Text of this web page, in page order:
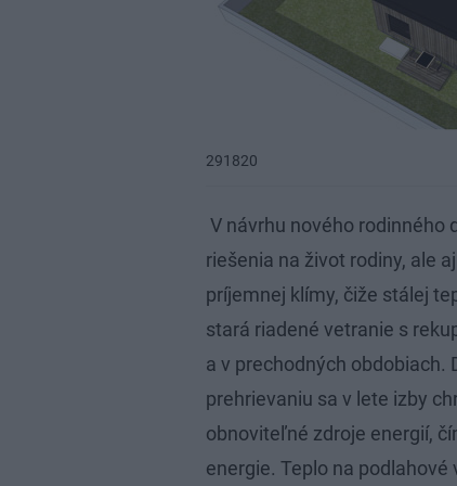
291820
V návrhu nového rodinného
riešenia na život rodiny, ale
príjemnej klímy, čiže stálej
stará riadené vetranie s
a v prechodných obdobiach.
prehrievaniu sa v lete izby
obnoviteľné zdroje energií,
energie. Teplo na